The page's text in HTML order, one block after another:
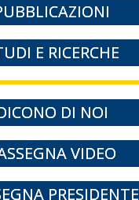
E RICERCHE
DI NOI
VIDEO
PRESIDENTE